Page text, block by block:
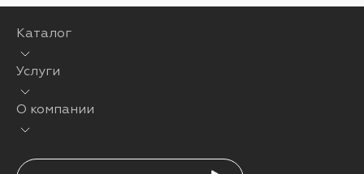
Каталог
Услуги
О компании